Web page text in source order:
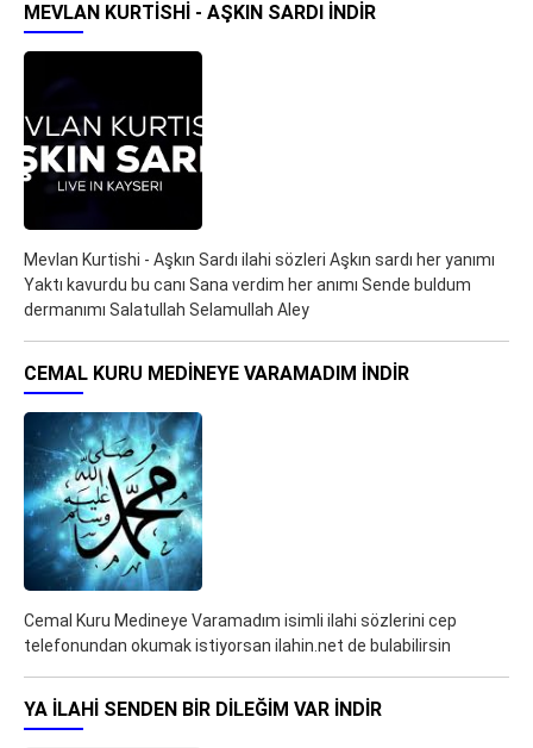
MEVLAN KURTISHI - AŞKIN SARDI İNDIR
Mevlan Kurtishi - Aşkın Sardı ilahi sözleri Aşkın sardı her yanımı
Yaktı kavurdu bu canı Sana verdim her anımı Sende buldum
dermanımı Salatullah Selamullah Aley
CEMAL KURU MEDINEYE VARAMADIM İNDIR
Cemal Kuru Medineye Varamadım isimli ilahi sözlerini cep
telefonundan okumak istiyorsan ilahin.net de bulabilirsin
YA ILAHI SENDEN BIR DILEĞIM VAR İNDIR